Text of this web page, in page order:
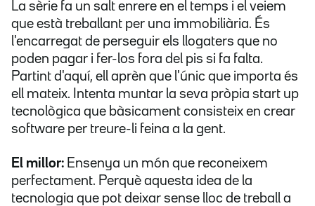
La sèrie fa un salt enrere en el temps i el veiem
que està treballant per una immobiliària. És
l'encarregat de perseguir els llogaters que no
poden pagar i fer-los fora del pis si fa falta.
Partint d'aquí, ell aprèn que l'únic que importa és
ell mateix. Intenta muntar la seva pròpia start up
tecnològica que bàsicament consisteix en crear
software per treure-li feina a la gent.
El millor: Ensenya un món que reconeixem
perfectament. Perquè aquesta idea de la
tecnologia que pot deixar sense lloc de treball a